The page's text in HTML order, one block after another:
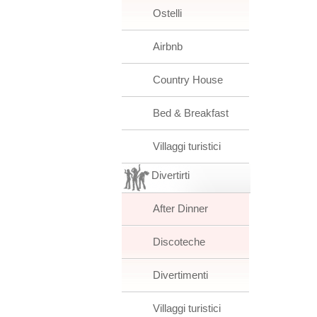
Ostelli
Airbnb
Country House
Bed & Breakfast
Villaggi turistici
Divertirti
After Dinner
Discoteche
Divertimenti
Villaggi turistici